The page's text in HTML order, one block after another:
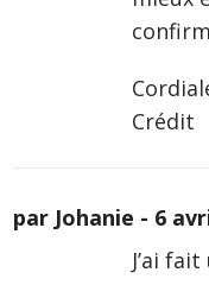
Crédit
par Johanie - 6
J’ai